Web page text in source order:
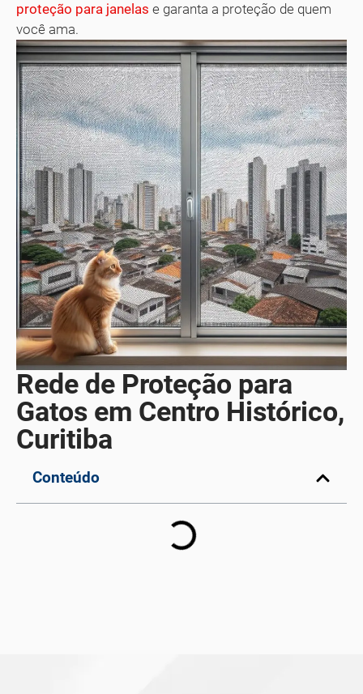
proteção para janelas e garanta a proteção de quem
você ama.
Rede de Proteção para
Gatos em Centro Histórico,
Curitiba
Conteúdo